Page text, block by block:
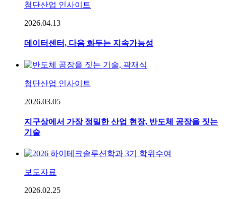
첨단산업 인사이트
2026.04.13
데이터센터, 다음 화두는 지속가능성
첨단산업 인사이트
2026.03.05
지구상에서 가장 정밀한 산업 현장, 반도체 공장을 짓는
기술
보도자료
2026.02.25